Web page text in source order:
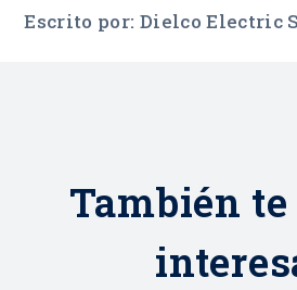
Escrito por: Dielco Electric
También